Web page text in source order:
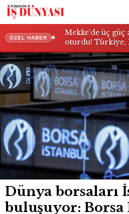
ÖZEL HABER
Mekke’de üç güç
oturdu! Türkiye,
merkezi oluyor!
Dünya borsaları
buluşuyor: Borsa